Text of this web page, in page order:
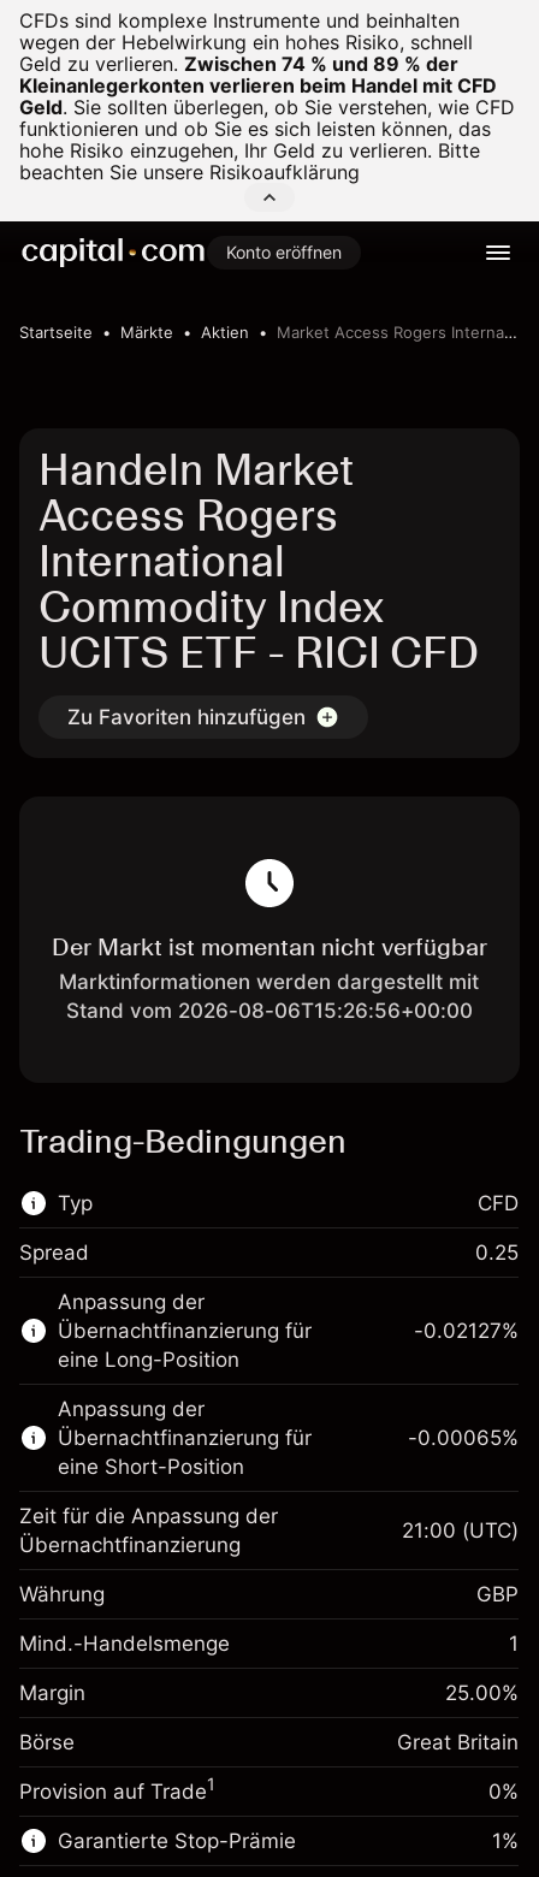
CFDs sind komplexe Instrumente und beinhalten
wegen der Hebelwirkung ein hohes Risiko, schnell
Geld zu verlieren. Zwischen 74 % und 89 % der
Kleinanlegerkonten verlieren beim Handel mit CFD
Geld. Sie sollten überlegen, ob Sie verstehen, wie CFD
funktionieren und ob Sie es sich leisten können, das
hohe Risiko einzugehen, Ihr Geld zu verlieren. Bitte
beachten Sie unsere Risikoaufklärung
Konto eröffnen
Startseite Märkte Aktien Market Access Rogers International Commodity Index UCITS ETF
Handeln Market
Access Rogers
International
Commodity Index
UCITS ETF - RICI CFD
Zu Favoriten hinzufügen
Der Markt ist momentan nicht verfügbar
Marktinformationen werden dargestellt mit
Stand vom 2026-08-06T15:26:56+00:00
Trading-Bedingungen
Typ
Dieser Finanzmarkt steht für das CFD-
Trading zur Verfügung.
Erfahren Sie mehr über:
CFDs
CFD
Spread 0.25
Anpassung der
Übernachtfinanzierung für
eine Long-Position
Margin. Ihre Investition
£1,000.00
Anpassung der
Übernachtfinanzierung
fremdfinanzierten
(-£0.85)
Positionsgröße mit Hebelwirkung
~£4,000.00
Geld aus Hebelwirkung ~
-0.02127%
Anpassung der
Übernachtfinanzierung für
eine Short-Position
Margin. Ihre Investition
£1,000.00
Anpassung der
Gebühren aus
fremdfinanzierten
Positionswert
-0.000646
%
(-£0.03)
Positionsgröße mit Hebelwirkung
-0.00065%
Zeit für die Anpassung der
Übernachtfinanzierung
21:00 (UTC)
Währung GBP
Mind.-Handelsmenge 1
Margin 25.00%
Börse Great Britain
Provision auf Trade1 0%
Garantierte Stop-Prämie 1%